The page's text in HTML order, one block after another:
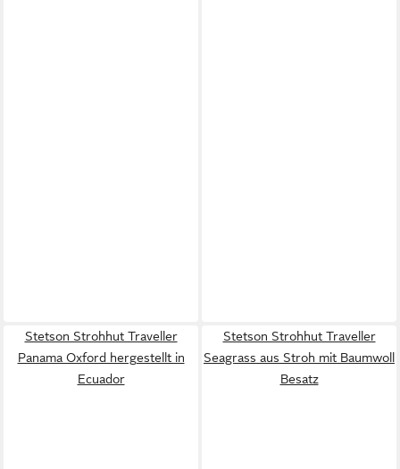
Stetson Strohhut Traveller
Panama Oxford hergestellt in
Ecuador
Stetson Strohhut Traveller
Seagrass aus Stroh mit Baumwoll
Besatz